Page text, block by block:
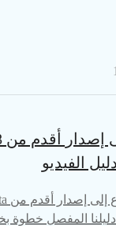
الفيديو
دليلنا المفصل خطوة